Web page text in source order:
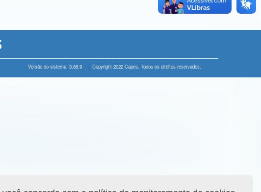
Versão do sistema: 3.88.9 Copyright 2022 Capes. Todos os direitos reservados.